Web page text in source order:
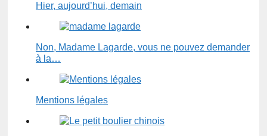
Hier, aujourd’hui, demain
Non, Madame Lagarde, vous ne pouvez demander
à la…
Mentions légales